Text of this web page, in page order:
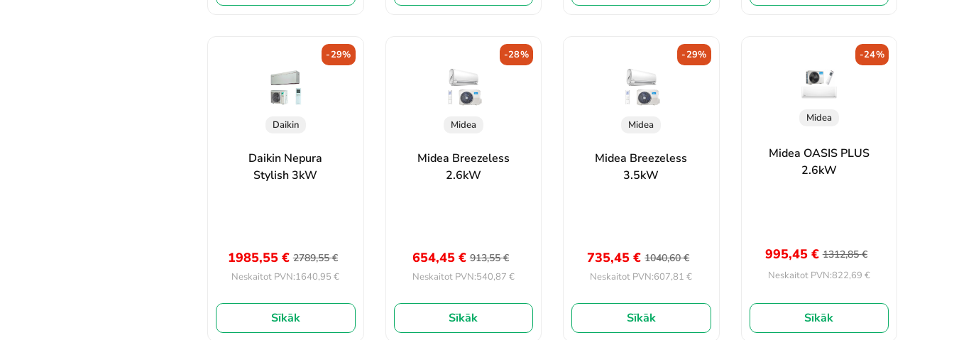
-29%
Daikin
Daikin Nepura
Stylish 3kW
2789,55€
1985,55 €
Neskaitot PVN:1640,95€
Sīkāk
-28%
Midea
Midea Breezeless
2.6kW
913,55€
654,45 €
Neskaitot PVN:540,87 €
Sīkāk
-29%
Midea
Midea Breezeless
3.5kW
1040,60€
735,45€
Neskaitot PVN:607,81€
Sīkāk
-24%
Midea
Midea OASIS PLUS
2.6kW
1312,85€
995,45 €
Neskaitot PVN:822,69 €
Sīkāk